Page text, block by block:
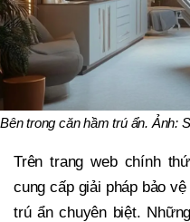
Bên trong căn hầm trú ẩn. Ảnh:
Trên trang web chính
cung cấp giải pháp bảo
trú ẩn chuyên biệt.